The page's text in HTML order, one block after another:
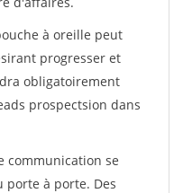
à oreille peut
progresser et
obligatoirement
prospectsion dans
communication se
porte à porte. Des